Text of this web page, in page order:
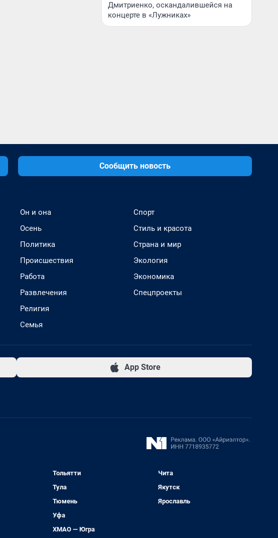
Дмитриенко, оскандалившейся на
концерте в «Лужниках»
Сообщить новость
Он и она
Осень
Политика
Происшествия
Работа
Развлечения
Религия
Семья
Спорт
Стиль и красота
Страна и мир
Экология
Экономика
Спецпроекты
App Store
Тольятти
Тула
Тюмень
Уфа
ХМАО — Югра
Чита
Якутск
Ярославль